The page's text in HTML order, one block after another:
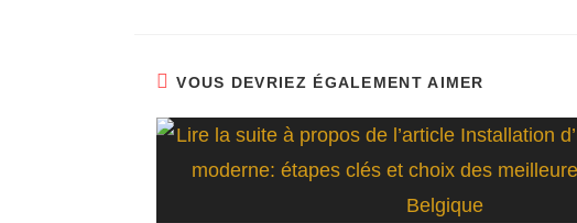
VOUS DEVRIEZ ÉGALEMENT AIMER